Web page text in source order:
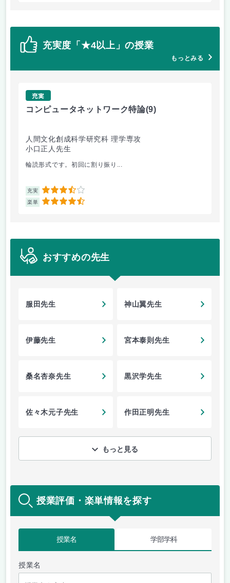
充実度「★4以上」の授業
もっとみる
充実
コンピュータネットワーク特論(9)
人間文化創成科学研究科 理学専攻
小口正人先生
輪読形式です。初回に割り振り...
充実 3.5
楽単 4.5
おすすめの先生
服田先生 神山翼先生
伊藤先生 宮本泰則先生
桑名杏奈先生 黒沢学先生
佐々木元子先生 作田正明先生
もっと見る
授業評価・楽単情報を探す
授業名 学部学科
授業名